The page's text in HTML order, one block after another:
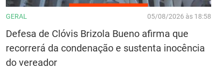
GERAL 05/08/2026 às 18:58
Defesa de Clóvis Brizola Bueno afirma que
recorrerá da condenação e sustenta inocência
do vereador